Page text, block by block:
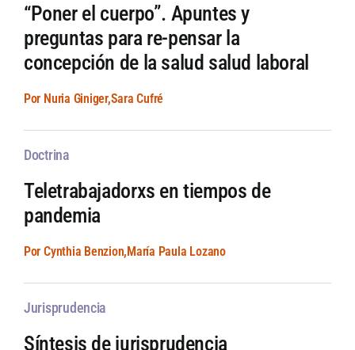
“Poner el cuerpo”. Apuntes y
preguntas para re-pensar la
concepción de la salud salud laboral
Por Nuria Giniger,Sara Cufré
Doctrina
Teletrabajadorxs en tiempos de
pandemia
Por Cynthia Benzion,María Paula Lozano
Jurisprudencia
Síntesis de jurisprudencia